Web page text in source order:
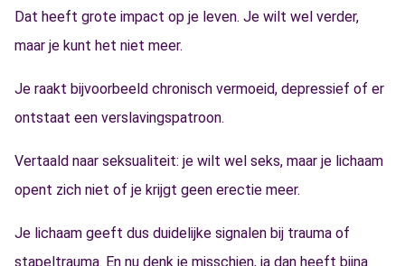
Dat heeft grote impact op je leven. Je wilt wel verder,
maar je kunt het niet meer.
Je raakt bijvoorbeeld chronisch vermoeid, depressief of er
ontstaat een verslavingspatroon.
Vertaald naar seksualiteit: je wilt wel seks, maar je lichaam
opent zich niet of je krijgt geen erectie meer.
Je lichaam geeft dus duidelijke signalen bij trauma of
stapeltrauma. En nu denk je misschien, ja dan heeft bijna